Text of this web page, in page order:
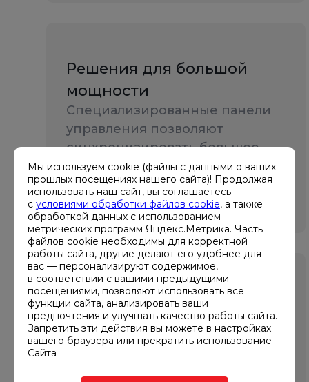
Решения для большой
мощности
Специализированные панели
управления позволяют
синхронизировать большое
количество электростанций
суммарной мощностью до
нескольких десятков МВт
Возможность мониторинга
и диспетчеризации
Современные панели
контролировать параметры
Мы используем cookie (файлы с данными о ваших
прошлых посещениях нашего сайта)! Продолжая
использовать наш сайт, вы соглашаетесь
с условиями обработки файлов cookie, а также
обработкой данных с использованием
метрических программ Яндекс.Метрика. Часть
файлов cookie необходимы для корректной
работы сайта, другие делают его удобнее для
вас — персонализируют содержимое,
в соответствии с вашими предыдущими
посещениями, позволяют использовать все
функции сайта, анализировать ваши
предпочтения и улучшать качество работы сайта.
Запретить эти действия вы можете в настройках
вашего браузера или прекратить использование
Сайта